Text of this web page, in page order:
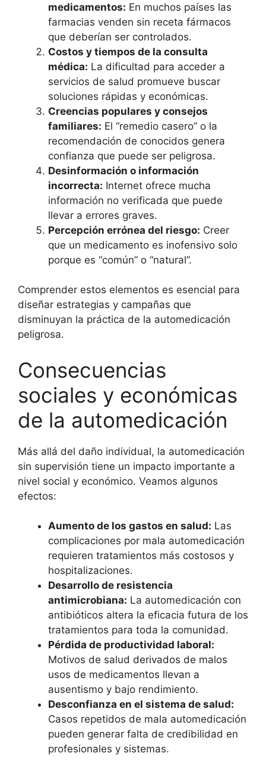
medicamentos: En muchos países las
farmacias venden sin receta fármacos
que deberían ser controlados.
Costos y tiempos de la consulta
médica: La dificultad para acceder a
servicios de salud promueve buscar
soluciones rápidas y económicas.
Creencias populares y consejos
familiares: El “remedio casero” o la
recomendación de conocidos genera
confianza que puede ser peligrosa.
Desinformación o información
incorrecta: Internet ofrece mucha
información no verificada que puede
llevar a errores graves.
Percepción errónea del riesgo: Creer
que un medicamento es inofensivo solo
porque es “común” o “natural”.
Comprender estos elementos es esencial para
diseñar estrategias y campañas que
disminuyan la práctica de la automedicación
peligrosa.
Consecuencias
sociales y económicas
de la automedicación
Más allá del daño individual, la automedicación
sin supervisión tiene un impacto importante a
nivel social y económico. Veamos algunos
efectos:
Aumento de los gastos en salud: Las
complicaciones por mala automedicación
requieren tratamientos más costosos y
hospitalizaciones.
Desarrollo de resistencia
antimicrobiana: La automedicación con
antibióticos altera la eficacia futura de los
tratamientos para toda la comunidad.
Pérdida de productividad laboral:
Motivos de salud derivados de malos
usos de medicamentos llevan a
ausentismo y bajo rendimiento.
Desconfianza en el sistema de salud:
Casos repetidos de mala automedicación
pueden generar falta de credibilidad en
profesionales y sistemas.